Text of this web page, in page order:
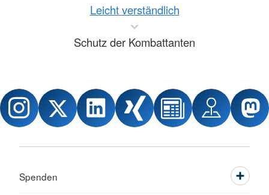
Leicht verständlich
Schutz der Kombattanten
Spenden